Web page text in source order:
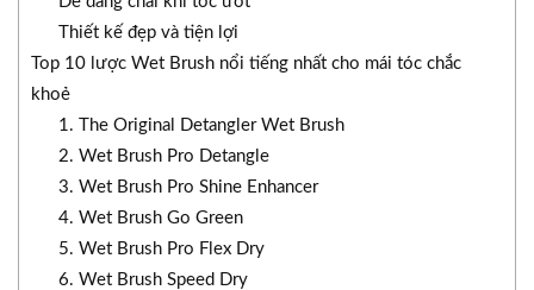
Thiết kế đẹp và tiện lợi
Top 10 lược Wet Brush nổi tiếng nhất cho mái tóc chắc
khoẻ
1. The Original Detangler Wet Brush
2. Wet Brush Pro Detangle
3. Wet Brush Pro Shine Enhancer
4. Wet Brush Go Green
5. Wet Brush Pro Flex Dry
6. Wet Brush Speed Dry